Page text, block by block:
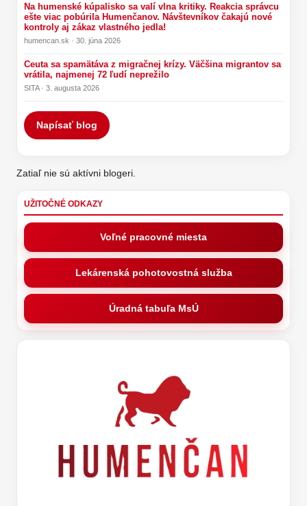
Na humenské kúpalisko sa valí vlna kritiky. Reakcia správcu
ešte viac pobúrila Humenčanov. Návštevníkov čakajú nové
kontroly aj zákaz vlastného jedla!
humencan.sk · 30. júna 2026
Ceuta sa spamätáva z migračnej krízy. Väčšina migrantov sa
vrátila, najmenej 72 ľudí neprežilo
SITA · 3. augusta 2026
Napísať blog
Zatiaľ nie sú aktívni blogeri.
UŽITOČNÉ ODKAZY
Voľné pracovné miesta
Lekárenská pohotovostná služba
Úradná tabuľa MsÚ